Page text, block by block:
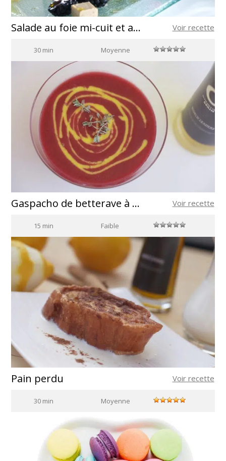
Salade au foie mi-cuit et aux fruits des bois Voir recette
30 min Moyenne
Gaspacho de betterave à la vinaigrette de mangue Voir recette
15 min Faible
Pain perdu Voir recette
30 min Moyenne